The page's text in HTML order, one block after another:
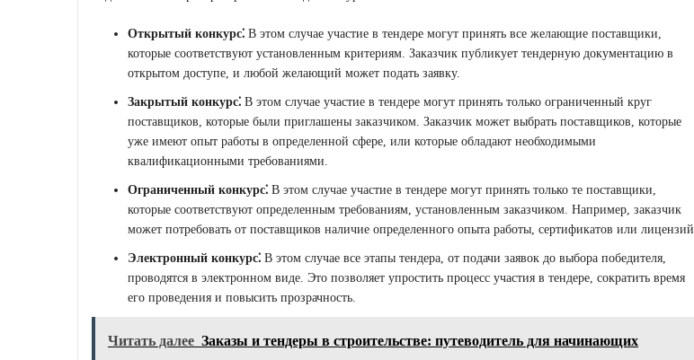
Открытый конкурс⁚ В этом случае участие в тендере могут принять все желающие поставщики,
которые соответствуют установленным критериям. Заказчик публикует тендерную документацию в
открытом доступе, и любой желающий может подать заявку.
Закрытый конкурс⁚ В этом случае участие в тендере могут принять только ограниченный круг
поставщиков, которые были приглашены заказчиком. Заказчик может выбрать поставщиков, которые
уже имеют опыт работы в определенной сфере, или которые обладают необходимыми
квалификационными требованиями.
Ограниченный конкурс⁚ В этом случае участие в тендере могут принять только те поставщики,
которые соответствуют определенным требованиям, установленным заказчиком. Например, заказчик
может потребовать от поставщиков наличие определенного опыта работы, сертификатов или лицензий.
Электронный конкурс⁚ В этом случае все этапы тендера, от подачи заявок до выбора победителя,
проводятся в электронном виде. Это позволяет упростить процесс участия в тендере, сократить время
его проведения и повысить прозрачность.
Читать далее Заказы и тендеры в строительстве: путеводитель для начинающих